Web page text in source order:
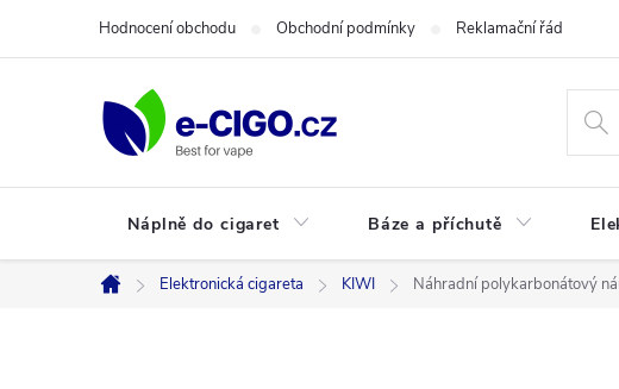
Hodnocení obchodu Obchodní podmínky Reklamační řád
Náplně do cigaret Báze a příchutě
Domů
Elektronická cigareta KIWI Náhradní polykarbonátový